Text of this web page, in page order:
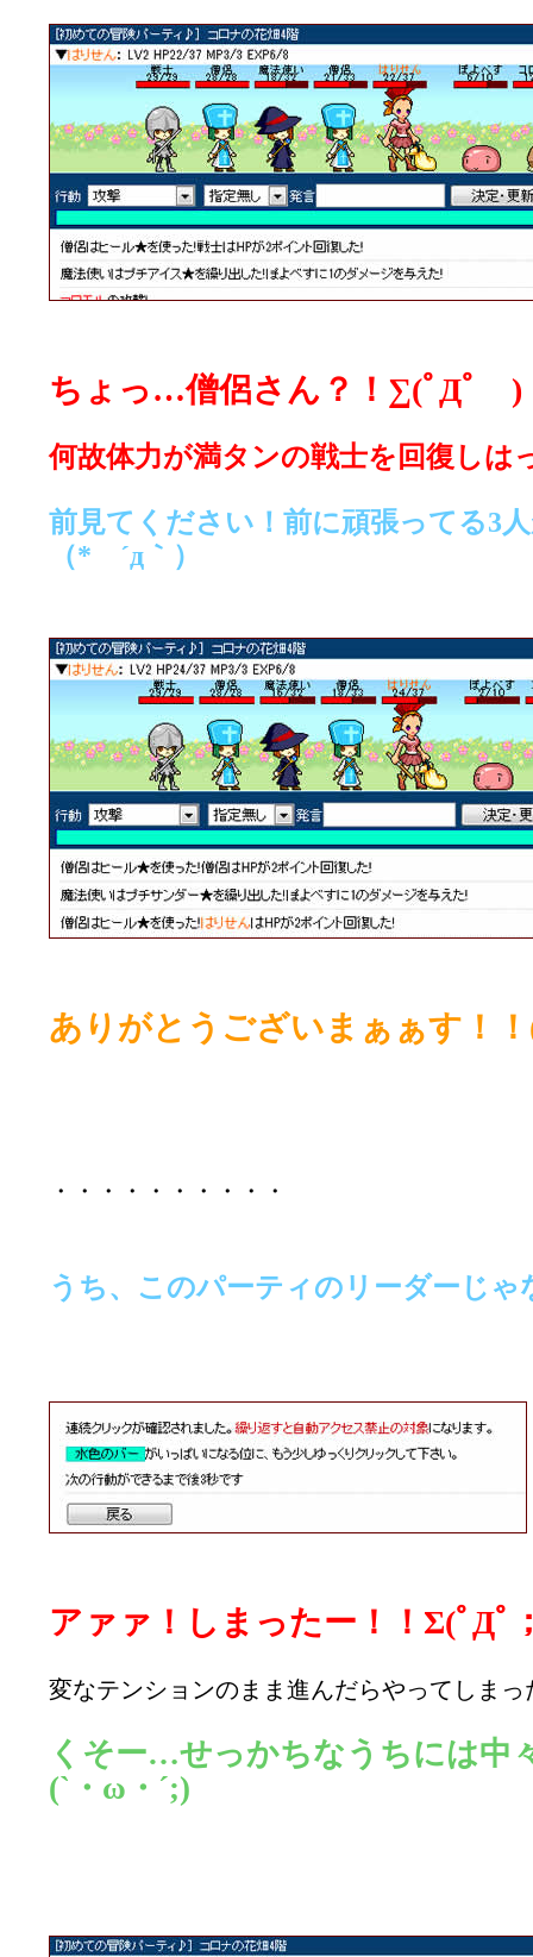
ちょっ…僧侶さん？！∑(ﾟДﾟ )
何故体力が満タンの戦士を回復しは
前見てください！前に頑張ってる3
（* ´д｀）
ありがとうございまぁぁす！
・・・・・・・・・・
うち、このパーティのリーダーじ
アァァ！しまったー！！Σ(ﾟДﾟ
変なテンションのまま進んだらやってしまっ
くそー…せっかちなうちには中
(`・ω・´;)